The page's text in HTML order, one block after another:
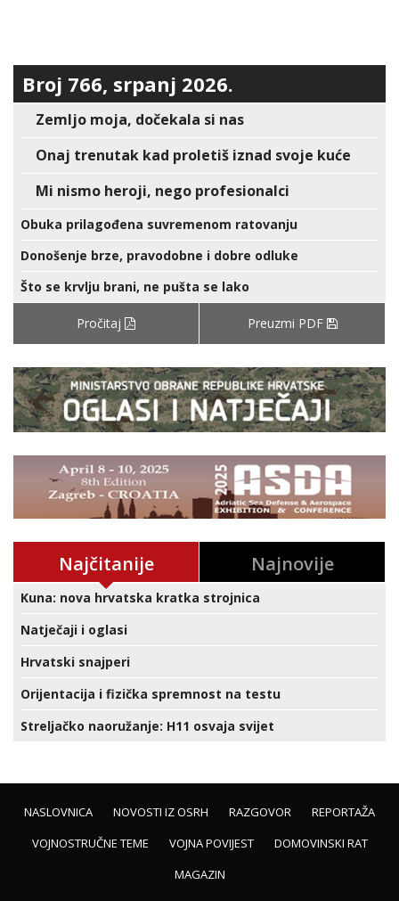
Broj 766, srpanj 2026.
Zemljo moja, dočekala si nas
Onaj trenutak kad proletiš iznad svoje kuće
Mi nismo heroji, nego profesionalci
Obuka prilagođena suvremenom ratovanju
Donošenje brze, pravodobne i dobre odluke
Što se krvlju brani, ne pušta se lako
Pročitaj Preuzmi PDF
Najčitanije Najnovije
Kuna: nova hrvatska kratka strojnica
Natječaji i oglasi
Hrvatski snajperi
Orijentacija i fizička spremnost na testu
Streljačko naoružanje: H11 osvaja svijet
NASLOVNICA NOVOSTI IZ OSRH RAZGOVOR
REPORTAŽA
VOJNOSTRUČNE TEME
VOJNA POVIJEST
DOMOVINSKI RAT
MAGAZIN